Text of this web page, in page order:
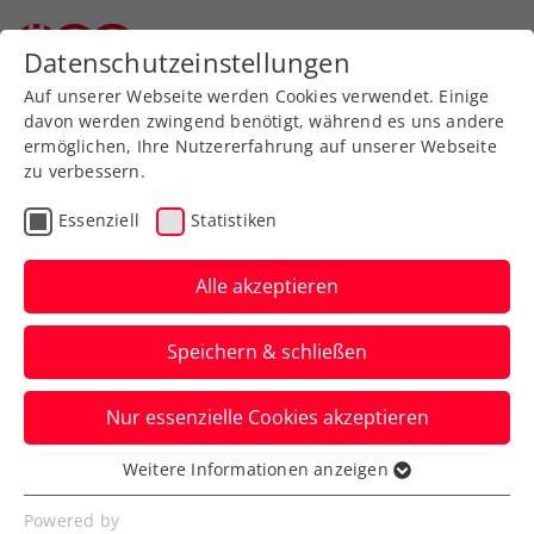
Zurück zur Newsübersicht
ATP
Große Ehre: Thiem erhält
Arthur Ashe Humanitarian
Award 2024
Die ATP würdigt den langjährigen Einsatz
des ÖTV-Aushängeschilds für den
Naturschutz.
Verfasst von: Manuel Wachta, 12.12.2024
Datenschutzeinstellungen
Auf unserer Webseite werden Cookies verwendet. Einige
davon werden zwingend benötigt, während es uns andere
ermöglichen, Ihre Nutzererfahrung auf unserer Webseite
zu verbessern.
Essenziell Statistiken
Alle akzeptieren
Speichern & schließen
Nur essenzielle Cookies akzeptieren
Essenziell
Essenzielle Cookies werden für grundlegende
Weitere Informationen anzeigen
Powered by